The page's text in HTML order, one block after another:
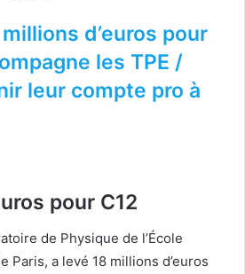
millions d’euros pour
les TPE /
leur compte pro à
pour C12
de Physique de l’École
Paris, a levé 18 millions d’euros